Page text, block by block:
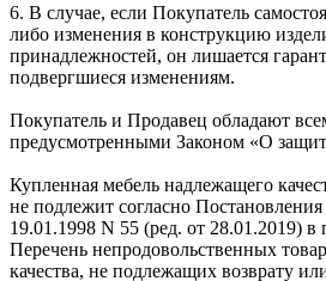
6. В случае, если Покупатель
либо изменения в конструкцию
принадлежностей, он лишается
подвергшиеся изменениям.
Покупатель и Продавец обладают
предусмотренными Законом «О
Купленная мебель надлежащего
не подлежит согласно
19.01.1998 N 55 (ред. от 28.01.2019)
Перечень непродовольственных
качества, не подлежащих возврату